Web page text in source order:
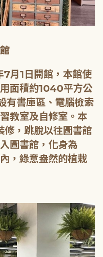
月1日開館，本館使
面積約1040平方公
有書庫區、電腦檢索
教室及自修室。本
，跳脫以往圖書館
圖書館，化身為
，綠意盎然的植栽